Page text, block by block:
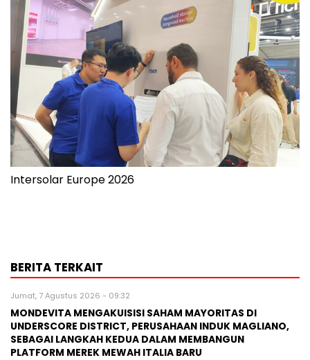
Intersolar Europe 2026
BERITA TERKAIT
Jumat, 7 Agustus 2026 - 09:32
MONDEVITA MENGAKUISISI SAHAM MAYORITAS DI
UNDERSCORE DISTRICT, PERUSAHAAN INDUK MAGLIANO,
SEBAGAI LANGKAH KEDUA DALAM MEMBANGUN
PLATFORM MEREK MEWAH ITALIA BARU